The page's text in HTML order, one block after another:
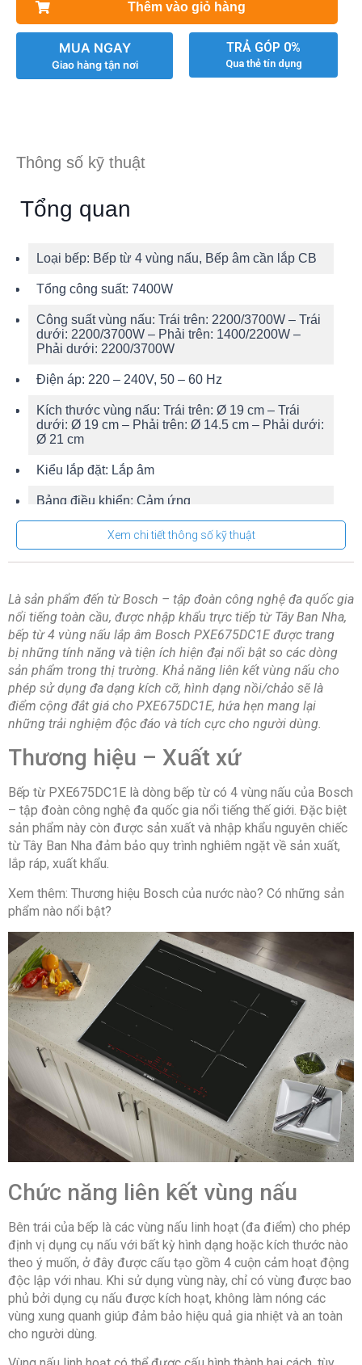
Thêm vào giỏ hàng
MUA NGAY
Giao hàng tận nơi
TRẢ GÓP 0%
Qua thẻ tín dụng
Thông số kỹ thuật
Tổng quan
Loại bếp: Bếp từ 4 vùng nấu, Bếp âm cần lắp CB
Tổng công suất: 7400W
Công suất vùng nấu: Trái trên: 2200/3700W – Trái
dưới: 2200/3700W – Phải trên: 1400/2200W –
Phải dưới: 2200/3700W
Điện áp: 220 – 240V, 50 – 60 Hz
Kích thước vùng nấu: Trái trên: Ø 19 cm – Trái
dưới: Ø 19 cm – Phải trên: Ø 14.5 cm – Phải dưới:
Ø 21 cm
Kiểu lắp đặt: Lắp âm
Bảng điều khiển: Cảm ứng
Chất liệu mặt bếp: Kính Ceramic – Schott Ceran
(Đức)
Thương hiệu của:Đức
Sản xuất tại: Tây Ban Nha
Năm ra mắt:2016
Chế độ nấu và tiện ích
Chế độ nấu tự động: 2 chế độ nấu cài đặt sẵn
Loại nồi nấu:Chỉ sử dụng loại nồi có đế nhiễm từ
Tiện ích:Nhiều vùng nấu tiện dụngLiên kết vùng
nấu dùng được nồi lớnHiển thị điện năng tiêu thụ
Có hẹn giờChức năng Move mode chia vùng nấu
đa điểm thành 3 vùng nấu nhỏ có các mức công
suất tùy chỉnh
làm nóng nhanhBảng điều khiển cảm ứng trượt
Chức năng giữ ấm
nhiệt độ dầu ăn
Tính năng an toàn:
Tự ngắt khi điện áp quá
cao/thấpMạch bảo vệ IGBTTự nhận diện kích cỡ
đáy nồiTự ngắt khi bếp nóng quá tảiTính năng
dừng bếp tạm thời
Cảnh báo mặt bếp nóngCảnh
báo khi nước tràn đến bảng điều khiển
Tự ngắt
khi không có nồi
Cảnh báo khi không có nồi Khóa
bảng điều khiển
Cảnh báo nồi chảo không phù
hợpTự tắt khi không sử dụng
Thông tin lắp đặt
Chiều dài dây điện:110 cm
52.2 cm – Cao 5.1 cm – Nặng 13.1 kg
50.2
Hãng:Bosch.
Xem chi tiết thông số kỹ thuật
Là sản phẩm đến từ Bosch – tập đoàn công nghệ đa quốc gia
nổi tiếng toàn cầu, được nhập khẩu trực tiếp từ Tây Ban Nha,
bếp từ 4 vùng nấu lắp âm Bosch PXE675DC1E được trang
bị những tính năng và tiện ích hiện đại nổi bật so các dòng
sản phẩm trong thị trường. Khả năng liên kết vùng nấu cho
phép sử dụng đa dạng kích cỡ, hình dạng nồi/chảo sẽ là
điểm cộng đắt giá cho PXE675DC1E, hứa hẹn mang lại
những trải nghiệm độc đáo và tích cực cho người dùng.
Thương hiệu – Xuất xứ
Bếp từ PXE675DC1E là dòng bếp từ có 4 vùng nấu của Bosch
– tập đoàn công nghệ đa quốc gia nổi tiếng thế giới. Đặc biệt
sản phẩm này còn được sản xuất và nhập khẩu nguyên chiếc
từ Tây Ban Nha đảm bảo quy trình nghiêm ngặt về sản xuất,
lắp ráp, xuất khẩu.
Xem thêm: Thương hiệu Bosch của nước nào? Có những sản
phẩm nào nổi bật?
Chức năng liên kết vùng nấu
Bên trái của bếp là các vùng nấu linh hoạt (đa điểm) cho phép
định vị dụng cụ nấu với bất kỳ hình dạng hoặc kích thước nào
theo ý muốn, ở đây được cấu tạo gồm 4 cuộn cảm hoạt động
độc lập với nhau. Khi sử dụng vùng này, chỉ có vùng được bao
phủ bởi dụng cụ nấu được kích hoạt, không làm nóng các
vùng xung quanh giúp đảm bảo hiệu quả gia nhiệt và an toàn
cho người dùng.